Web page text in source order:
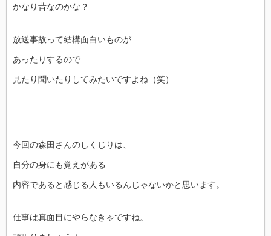
かなり昔なのかな？
放送事故って結構面白いものが
あったりするので
見たり聞いたりしてみたいですよね（笑）
今回の森田さんのしくじりは、
自分の身にも覚えがある
内容であると感じる人もいるんじゃないかと思います。
仕事は真面目にやらなきゃですね。